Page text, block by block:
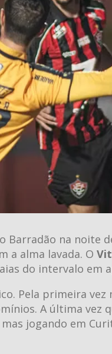
na noite
a alma lavada. O
do intervalo em
Pela primeira
A última vez
jogando em